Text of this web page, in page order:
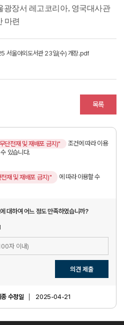
광장서 레고코리아, 영국대사관
마련
서울야외도서관 23일(수) 개장.pdf
목록
단전재 및 재배포 금지)"
조건에 따라 이용
있습니다.
재 및 재배포 금지)"
에 따라 이용할 수
대하여 어느 정도 만족하였습니까?
만
의견 제출
종 수정일 2025-04-21